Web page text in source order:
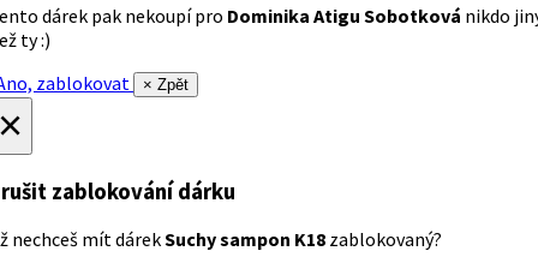
dárek pak nekoupí pro Dominika Atigu Sobotková nikdo
ty :)
zablokovat
× Zpět
zablokování dárku
nechceš mít dárekSuchy sampon K18 zablokovaný?